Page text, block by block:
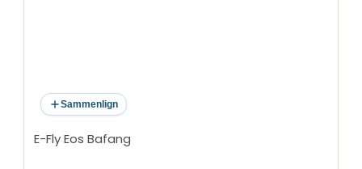
Sammenlign
E-Fly Eos Bafang